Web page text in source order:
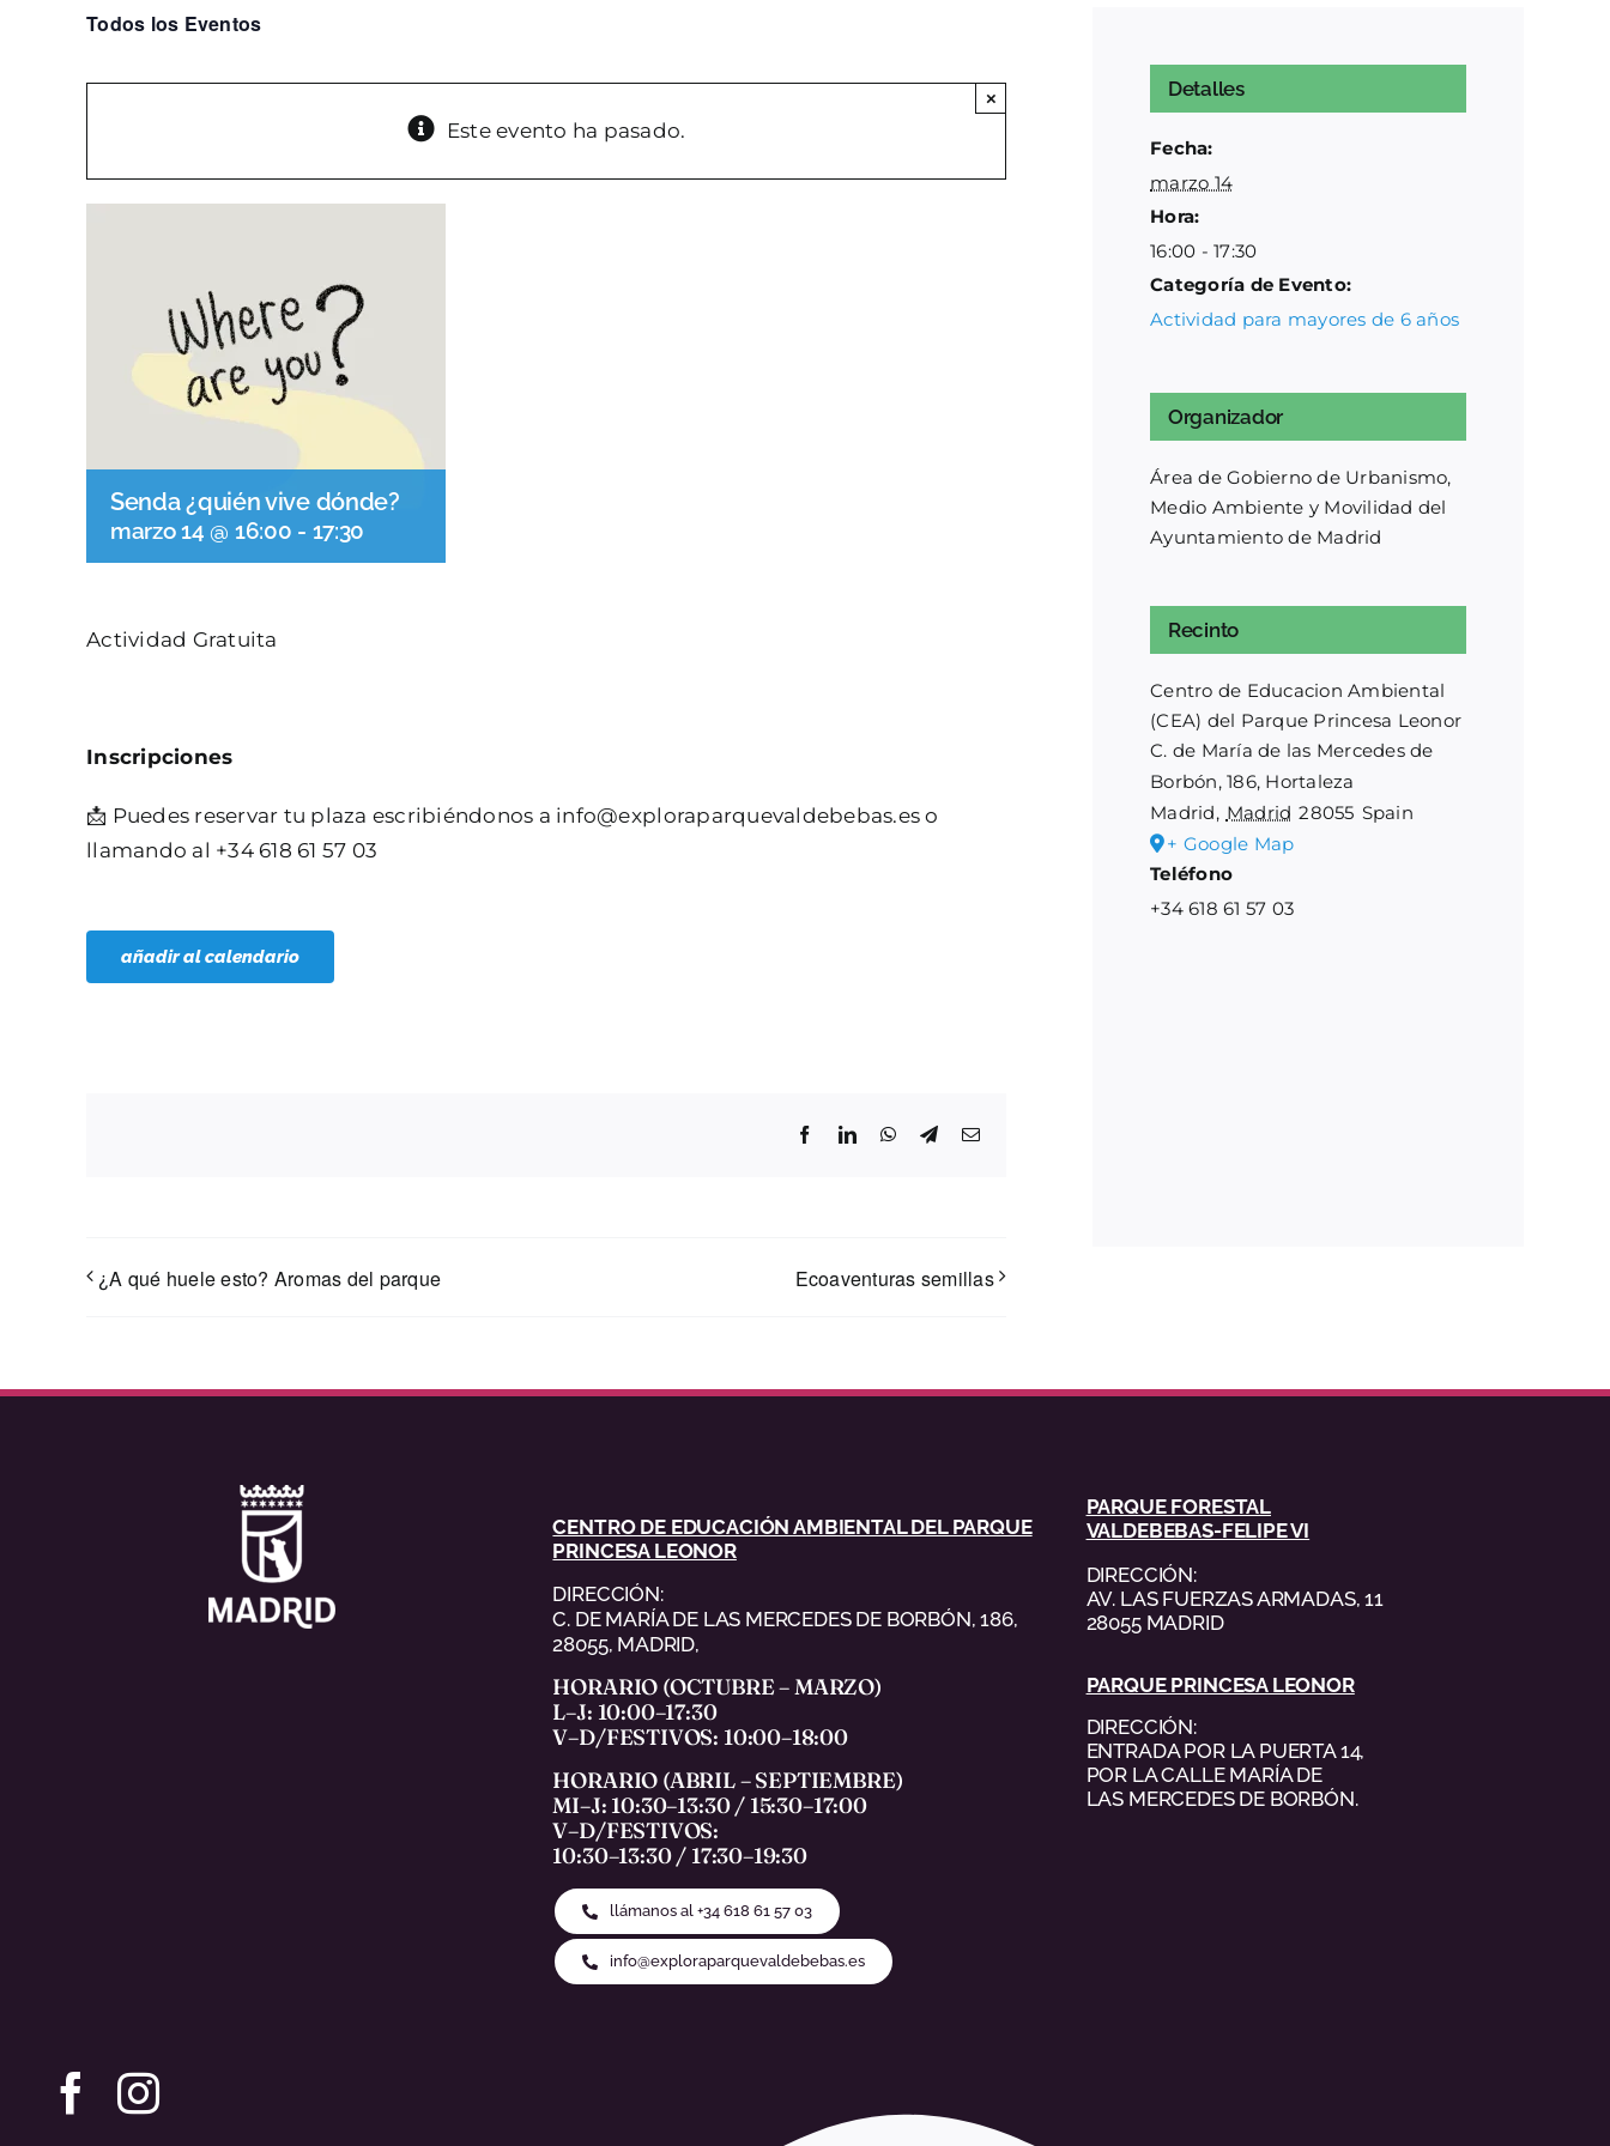
Todos los Eventos
Este evento ha pasado.
×
Senda ¿quién vive dónde?
marzo 14 @ 16:00 - 17:30
Actividad Gratuita
Inscripciones
📩 Puedes reservar tu plaza escribiéndonos a info@exploraparquevaldebebas.es o
llamando al +34 618 61 57 03
añadir al calendario
FacebookLinkedInWhatsApp
TelegramCorreo
¿A qué huele esto? Aromas del parque Ecoaventuras semillas
Detalles
Fecha:
marzo 14
Hora:
16:00 - 17:30
Categoría de Evento:
Actividad para mayores de 6 años
Organizador
Área de Gobierno de Urbanismo,
Medio Ambiente y Movilidad del
Ayuntamiento de Madrid
Recinto
Centro de Educacion Ambiental
(CEA) del Parque Princesa Leonor
C. de María de las Mercedes de
Borbón, 186, Hortaleza
Madrid, Madrid 28055 Spain
+ Google Map
Teléfono
+34 618 61 57 03
CENTRO DE EDUCACIÓN AMBIENTAL DEL PARQUE
PRINCESA LEONOR
DIRECCIÓN:
C. DE MARÍA DE LAS MERCEDES DE BORBÓN, 186,
28055, MADRID,
HORARIO (OCTUBRE – MARZO)
L–J: 10:00–17:30
V–D/FESTIVOS: 10:00–18:00
HORARIO (ABRIL – SEPTIEMBRE)
MI–J: 10:30–13:30 / 15:30–17:00
V–D/FESTIVOS:
10:30–13:30 / 17:30–19:30
llámanos al +34 618 61 57 03
info@exploraparquevaldebebas.es
PARQUE FORESTAL
VALDEBEBAS-FELIPE VI
DIRECCIÓN:
AV. LAS FUERZAS ARMADAS, 11
28055 MADRID
PARQUE PRINCESA LEONOR
DIRECCIÓN:
ENTRADA POR LA PUERTA 14,
POR LA CALLE MARÍA DE
LAS MERCEDES DE BORBÓN.